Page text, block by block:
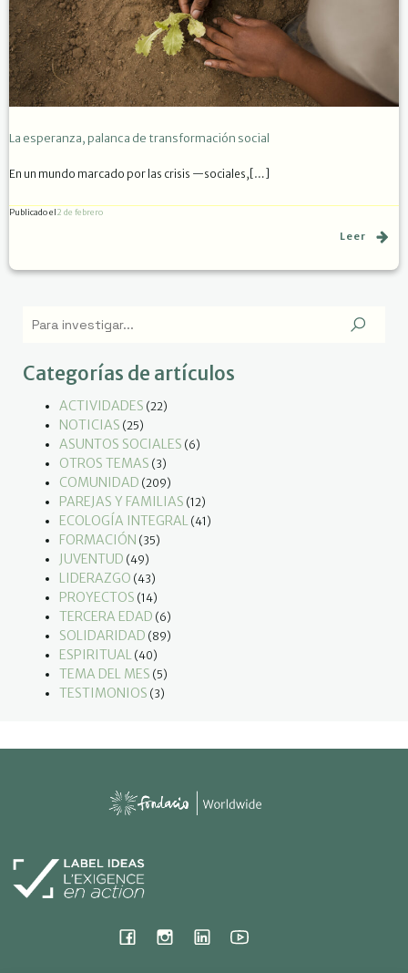
La esperanza, palanca de transformación social
En un mundo marcado por las crisis —sociales,[…]
Publicado el2 de febrero
Leer
Categorías de artículos
ACTIVIDADES (22)
NOTICIAS (25)
ASUNTOS SOCIALES (6)
OTROS TEMAS (3)
COMUNIDAD (209)
PAREJAS Y FAMILIAS (12)
ECOLOGÍA INTEGRAL (41)
FORMACIÓN (35)
JUVENTUD (49)
LIDERAZGO (43)
PROYECTOS (14)
TERCERA EDAD (6)
SOLIDARIDAD (89)
ESPIRITUAL (40)
TEMA DEL MES (5)
TESTIMONIOS (3)